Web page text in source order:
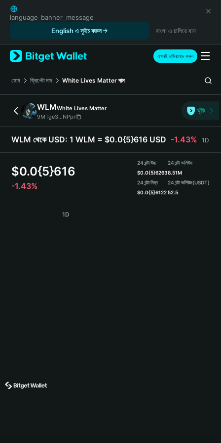
English
日本語
Русский
Español (Latinoamérica)
Türkçe
Italiano
Deutsch
简体中文
繁體中文
Português (Portugal)
हिन्दी
Español (Argentina)
language_banner_message
English এ সুইচ করুন
বাংলা এ চালিয়ে যান
এখনই ডাউনলোড করুন
হোম ক্রিপ্টো দাম White Lives Matter দাম
WLMWhite Lives Matter
9MTge3...NPpr
ঝুঁকি
WLM থেকে USD: 1 WLM = $0.0{5}616 USD -1.43% 1D
$0.0{5}616
-1.43%
24 ঘন্টা উচ্চ
$0.0{5}6263
24 ঘন্টা নিম্ন
$0.0{5}6122
24 ঘন্টা ভলিউম
8.51M
24 ঘন্টা ভলিউম(USDT)
52.5
1D